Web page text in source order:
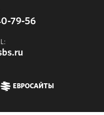
79-56
ЕВРОСАЙТЫ